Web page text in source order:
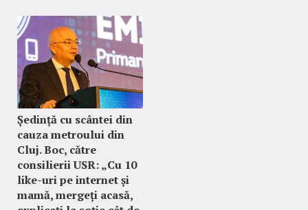
Ședință cu scântei din
cauza metroului din
Cluj. Boc, către
consilierii USR: „Cu 10
like-uri pe internet și
mamă, mergeți acasă,